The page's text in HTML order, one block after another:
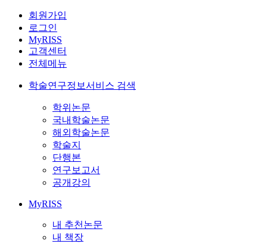
회원가입
로그인
MyRISS
고객센터
전체메뉴
학술연구정보서비스 검색
학위논문
국내학술논문
해외학술논문
학술지
단행본
연구보고서
공개강의
MyRISS
내 추천논문
내 책장